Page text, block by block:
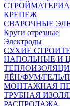
КРЕПЕЖ
СВАРОЧНЫЕ
Круги отрезные
Электроды
СУХИЕ
НАПОЛЬНЫЕ И
ЛЁН/ФУМ/ГЕЛЬ/
МОНТАЖНАЯ
ТРУБНАЯ
РАСПРОДАЖА